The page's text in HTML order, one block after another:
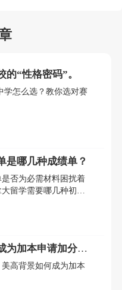
的“性格密码”。
学怎么选？教你选对赛
是哪几种成绩单？
否为必需材料困扰着
留学需要哪几种初中
为加本申请加分
高背景如何成为加本